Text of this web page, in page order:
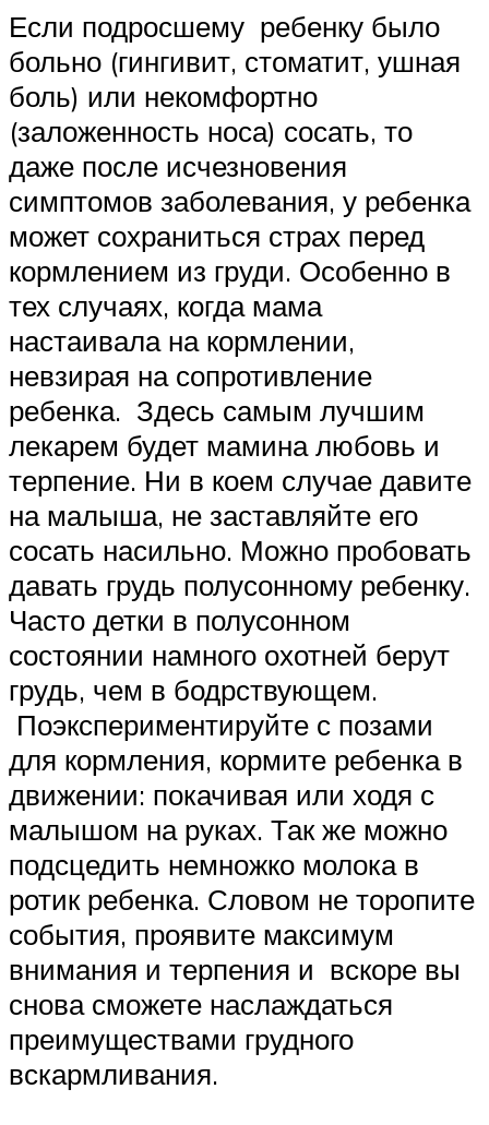
Если подросшему ребенку было
больно (гингивит, стоматит, ушная
боль) или некомфортно
(заложенность носа) сосать, то
даже после исчезновения
симптомов заболевания, у ребенка
может сохраниться страх перед
кормлением из груди. Особенно в
тех случаях, когда мама
настаивала на кормлении,
невзирая на сопротивление
ребенка. Здесь самым лучшим
лекарем будет мамина любовь и
терпение. Ни в коем случае давите
на малыша, не заставляйте его
сосать насильно. Можно пробовать
давать грудь полусонному ребенку.
Часто детки в полусонном
состоянии намного охотней берут
грудь, чем в бодрствующем.
Поэкспериментируйте с позами
для кормления, кормите ребенка в
движении: покачивая или ходя с
малышом на руках. Так же можно
подсцедить немножко молока в
ротик ребенка. Словом не торопите
события, проявите максимум
внимания и терпения и вскоре вы
снова сможете наслаждаться
преимуществами грудного
вскармливания.